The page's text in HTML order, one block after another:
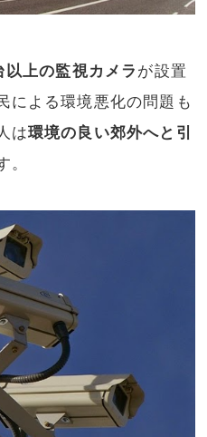
以上の監視カメラ が設置
による環境悪化の問題も
は環境の良い郊外へと引
。